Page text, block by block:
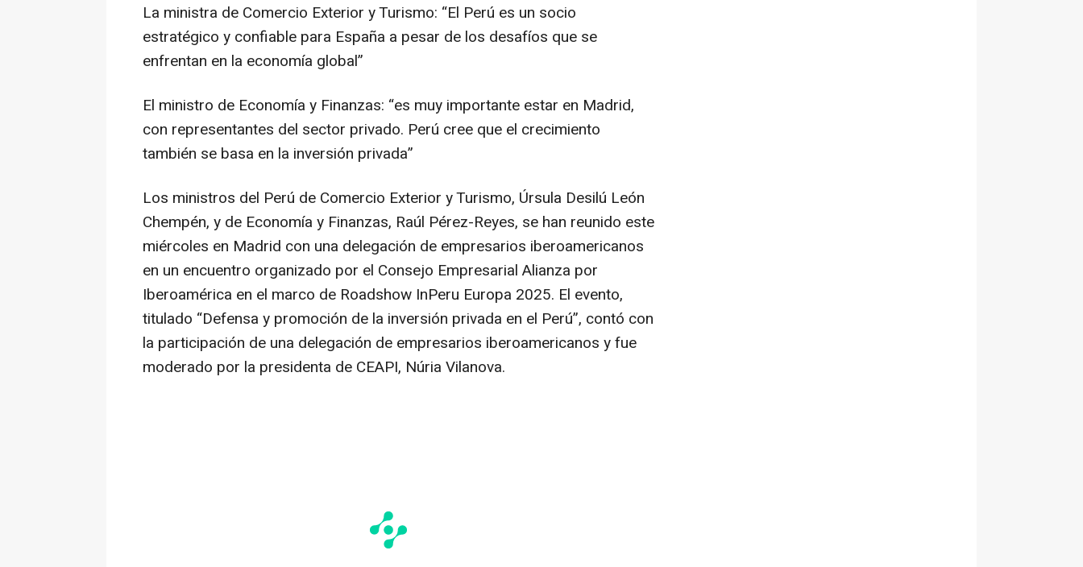
La ministra de Comercio Exterior y Turismo: “El Perú es un socio
estratégico y confiable para España a pesar de los desafíos que se
enfrentan en la economía global”
El ministro de Economía y Finanzas: “es muy importante estar en Madrid,
con representantes del sector privado. Perú cree que el crecimiento
también se basa en la inversión privada”
Los ministros del Perú de Comercio Exterior y Turismo, Úrsula Desilú León
Chempén, y de Economía y Finanzas, Raúl Pérez-Reyes, se han reunido este
miércoles en Madrid con una delegación de empresarios iberoamericanos
en un encuentro organizado por el Consejo Empresarial Alianza por
Iberoamérica en el marco de Roadshow InPeru Europa 2025. El evento,
titulado “Defensa y promoción de la inversión privada en el Perú”, contó con
la participación de una delegación de empresarios iberoamericanos y fue
moderado por la presidenta de CEAPI, Núria Vilanova.